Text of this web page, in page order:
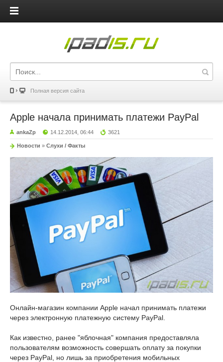
iPadis.ru
Полная версия сайта
Apple начала принимать платежи PayPal
ankaZp 14.12.2014, 06:44 3621
Новости » Слухи / Факты
Онлайн-магазин компании Apple начал принимать платежи
через электронную платежную систему PayPal.
Как известно, ранее "яблочная" компания предоставляла
пользователям возможность совершать оплату за покупки
через PayPal, но лишь за приобретения мобильных